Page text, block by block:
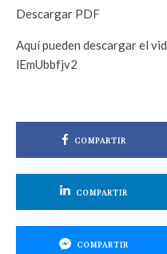
Descargar PDF
Aquí pueden descargar el
lEmUbbfjv2
COMPARTIR
COMPARTIR
COMPARTIR